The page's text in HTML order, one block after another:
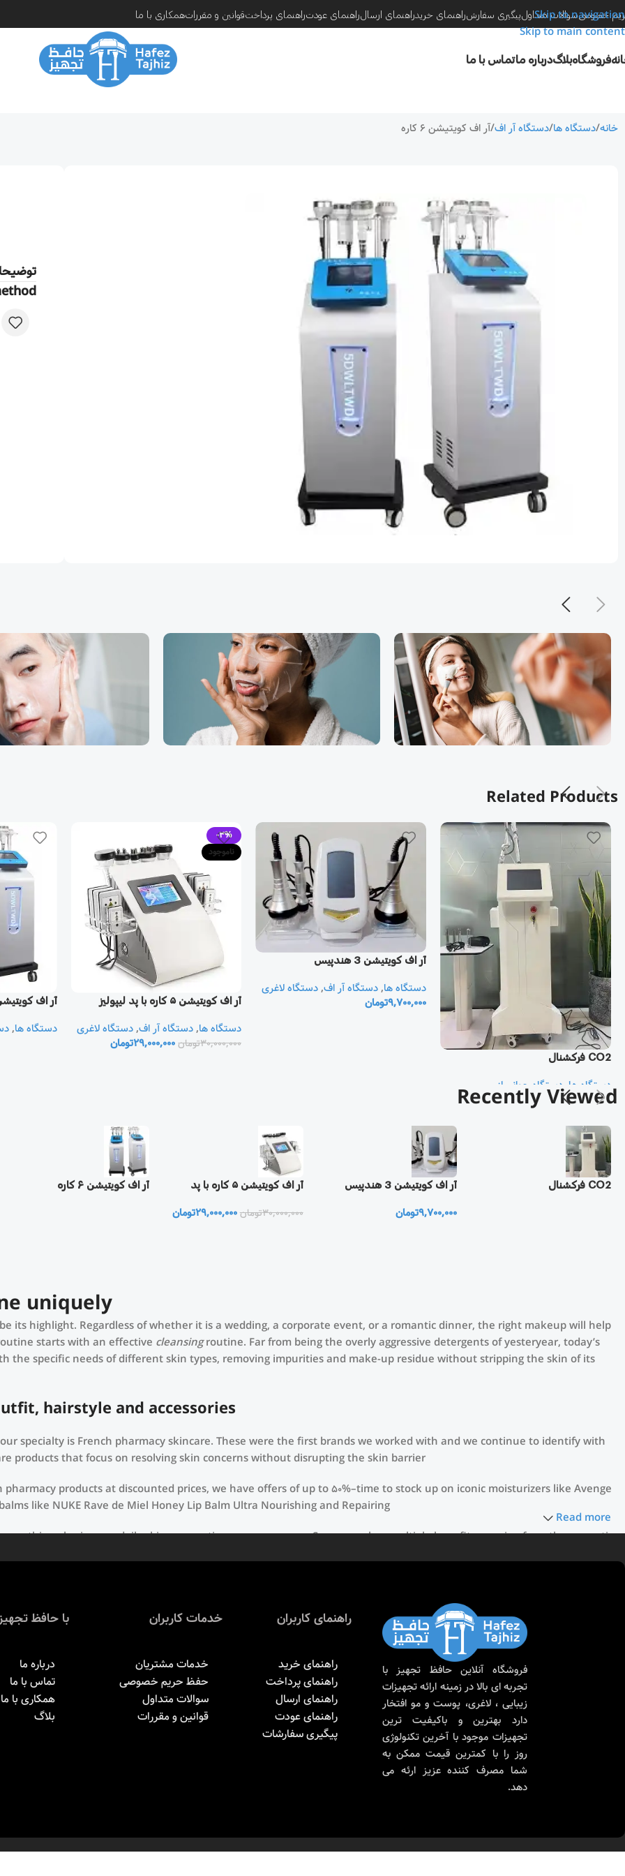
Skip to navigation
Skip to main content
خصوصیسوالات متداولپیگیری سفارشراهنمای خریدراهنمای ارسالراهنمای عودتراهنمای پرداختقوانین و مقرراتهمکاری با ما
فروشگاهبلاگدرباره ماتماس با ما
خانه دستگاه ها دستگاه آر اف آر اف کویتیشن ۶ کاره
Related Products
CO2 فرکشنال
دستگاه ها ,دستگاه جوانساز
آر اف كويتيشن 3 هندپيس
دستگاه ها,دستگاه آر اف,دستگاه لاغری
9,700,000تومان
-3%
ناموجود
آر اف کویتیشن ۵ کاره با پد لیپولیز
دستگاه ها,دستگاه آر اف,دستگاه لاغری
30,000,000تومان 29,000,000تومان
آر اف کویتیشن ۶
دستگاه ها,
Recently Viewed
CO2 فرکشنال آر اف كويتيشن 3 هندپيس
9,700,000تومان
آر اف کویتیشن ۵ کاره با پد
30,000,000تومان 29,000,000تومان
آر اف کویتیشن ۶ کاره
uniquely!
its highlight. Regardless of whether it is a wedding, a corporate event, or a romantic dinner, the right makeup will help
starts with an effective cleansingroutine. Far from being the overly aggressive detergents of yesteryear, today’s
the specific needs of different skin types, removing impurities and make-up residue without stripping the skin of its
hairstyle and accessories.
specialty is French pharmacy skincare. These were the first brands we worked with and we continue to identify with
products that focus on resolving skin concerns without disrupting the skin barrier.
products at discounted prices, we have offers of up to 50%–time to stock up on iconic moisturizers like Avenge
like NUKE Rave de Miel Honey Lip Balm Ultra Nourishing and Repairing.
nothing else in your daily skincare routine, use sunscreen. Sunscreen has multiple benefits, ranging from the cosmetic
Read more
فروشگاه آنلاین حافظ تجهیز با
تجربه ای بالا در زمینه ارائه تجهیزات
زیبایی ، لاغری، پوست و مو افتخار
دارد بهترین و باکیفیت ترین
تجهیزات موجود با آخرین تکنولوژی
روز را با کمترین قیمت ممکن به
شما مصرف کننده عزیز ارئه می
دهد.
راهنمای کاربران
راهنمای خرید
راهنمای پرداخت
راهنمای ارسال
راهنمای عودت
پیگیری سفارشات
خدمات کاربران
خدمات مشتریان
حفظ حریم خصوصی
سوالات متداول
قوانین و مقررات
با حافظ
درباره ما
تماس با ما
همکاری با ما
بلاگ